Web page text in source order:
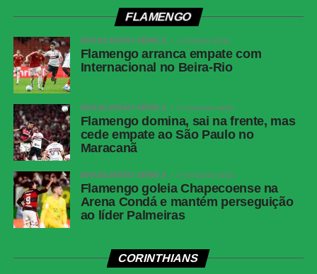
Jandrei; Gabriel Pinheiro, Titi, Marcos Paulo e
Aderlan (Nathan); Raí, Lucas Mineiro, Patrick
Lanza (Diogo Barbosa); Fábio Lima (Amarilla),
Marcos Paulo (Pablo) e Alisson Safira (Luan).
Técnico: Maurício Barbieri.
Atlético-MG
Renan Lodi; Cissé (Igor Gomes), Alan Franco
(Maycon), Bernard (Dudu) e Victor Hugo
(Alan Minda); Cuello e Cassierra. Técnico:
Eduardo Domínguez.
COMENTE ABAIXO:
FLAMENGO
BRASILEIRÃO SÉRIE A 1 semana atrás
Flamengo arranca empate com
Internacional no Beira-Rio
BRASILEIRÃO SÉRIE A 2 semanas atrás
Flamengo domina, sai na frente, mas
cede empate ao São Paulo no
Maracanã
BRASILEIRÃO SÉRIE A 2 semanas atrás
Flamengo goleia Chapecoense na
Arena Condá e mantém perseguição
ao líder Palmeiras
CORINTHIANS